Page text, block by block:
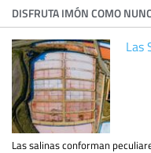
DISFRUTA IMÓN COMO
Las
Las salinas conforman